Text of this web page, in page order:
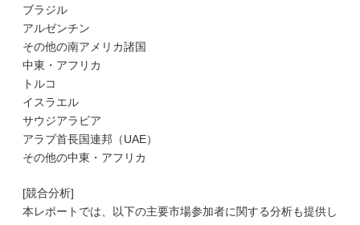
ブラジル
アルゼンチン
その他の南アメリカ諸国
中東・アフリカ
トルコ
イスラエル
サウジアラビア
アラブ首長国連邦（UAE）
その他の中東・アフリカ
[競合分析]
本レポートでは、以下の主要市場参加者に関する分析も提供し